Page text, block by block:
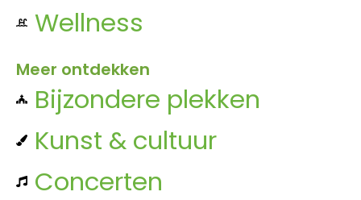
Wellness
Meer ontdekken
Bijzondere plekken
Kunst & cultuur
Concerten